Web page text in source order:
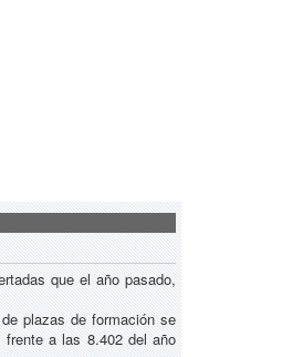
que el año pasado,
plazas de formación se
frente a las 8.402 del año